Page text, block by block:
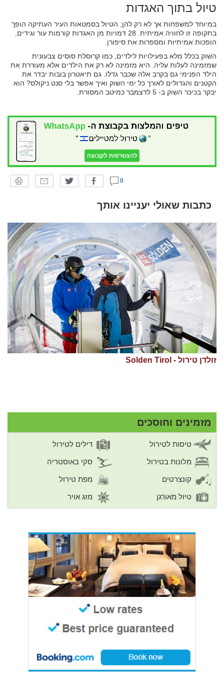
טיול בתוך האגדות
במיוחד למשפחות אך לא רק להן, הטיול בסמטאות העיר העתיקה הופך
בתקופה זו לחוויה אמיתית. 28 דמויות מן האגדות קורמות עור וגידים,
הופכות אמיתיות ומספרות את סיפורן.
השוק בכלל מלא בפעילויות לילדים, כמו קרוסלת סוסים צבעונית
שמזמינה לעלות עליה. היא מזמינה לא רק את הילדים אלא מעוררת את
הילד הפנימי גם בקרב אלה שכבר גדלו. גם תיאטרון בובות יבדר את
הקטנים והגדולים לאורך כל ימי השוק ואיך אפשר בלי סנט ניקולס? הוא
יבקר בכיכר השוק ב- 5 לדצמבר כמיטב המסורת.
0
כתבות שאולי יעניינו אותך
זולדן טירול - Solden Tirol
מזמינים וחוסכים
טיסות לטירול דילים לטירול
מלונות בטירול סקי באוסטריה
קונצרטים מפת טירול
טיול מאורגן מזג אויר